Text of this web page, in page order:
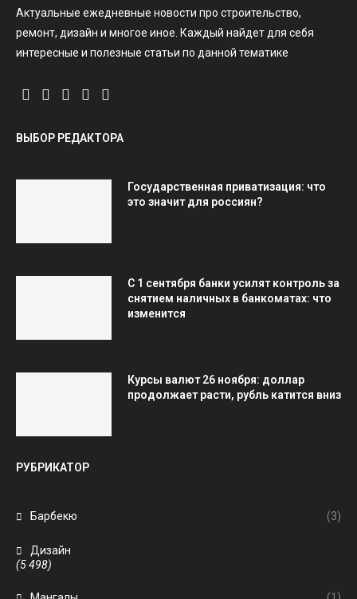
Актуальные ежедневные новости про строительство,
ремонт, дизайн и многое иное. Каждый найдет для себя
интересные и полезные статьи по данной тематике
ВЫБОР РЕДАКТОРА
Государственная приватизация: что
это значит для россиян?
С 1 сентября банки усилят контроль за
снятием наличных в банкоматах: что
изменится
Курсы валют 26 ноября: доллар
продолжает расти, рубль катится вниз
РУБРИКАТОР
Барбекю (3)
Дизайн
(5 498)